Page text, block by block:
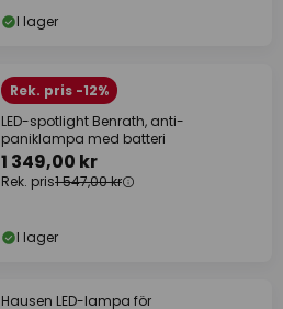
I lager
Rek. pris -12%
LED-spotlight Benrath, anti-
paniklampa med batteri
1 349,00 kr
Rek. pris1 547,00 kr
I lager
Hausen LED-lampa för